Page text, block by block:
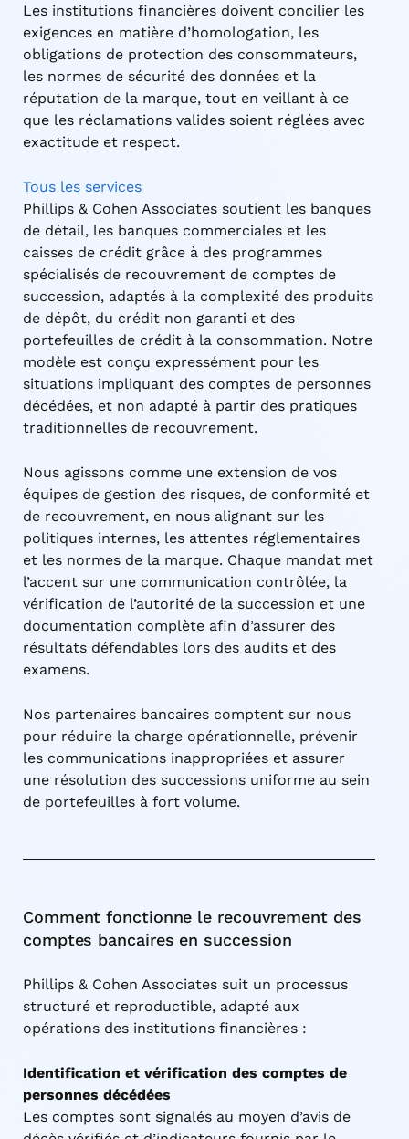
Les institutions financières doivent concilier les
exigences en matière d’homologation, les
obligations de protection des consommateurs,
les normes de sécurité des données et la
réputation de la marque, tout en veillant à ce
que les réclamations valides soient réglées avec
exactitude et respect.
Tous les services
Phillips & Cohen Associates soutient les banques
de détail, les banques commerciales et les
caisses de crédit grâce à des programmes
spécialisés de recouvrement de comptes de
succession, adaptés à la complexité des produits
de dépôt, du crédit non garanti et des
portefeuilles de crédit à la consommation. Notre
modèle est conçu expressément pour les
situations impliquant des comptes de personnes
décédées, et non adapté à partir des pratiques
traditionnelles de recouvrement.
Nous agissons comme une extension de vos
équipes de gestion des risques, de conformité et
de recouvrement, en nous alignant sur les
politiques internes, les attentes réglementaires
et les normes de la marque. Chaque mandat met
l’accent sur une communication contrôlée, la
vérification de l’autorité de la succession et une
documentation complète afin d’assurer des
résultats défendables lors des audits et des
examens.
Nos partenaires bancaires comptent sur nous
pour réduire la charge opérationnelle, prévenir
les communications inappropriées et assurer
une résolution des successions uniforme au sein
de portefeuilles à fort volume.
Comment fonctionne le recouvrement des
comptes bancaires en succession
Phillips & Cohen Associates suit un processus
structuré et reproductible, adapté aux
opérations des institutions financières :
Identification et vérification des comptes de
personnes décédées
Les comptes sont signalés au moyen d’avis de